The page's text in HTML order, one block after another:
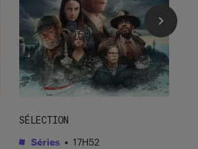
SÉLECTION
Séries • 17H52
l'Éclaireur fnac">